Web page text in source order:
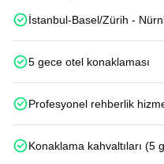
İstanbul-Basel/Zürih -
5 gece otel konaklaması
Profesyonel rehberlik
Konaklama kahvaltıları (5